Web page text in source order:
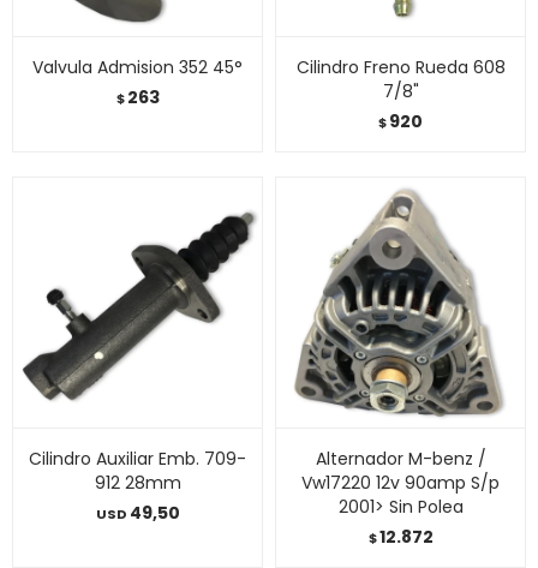
Valvula Admision 352 45°
$ 263
Cilindro Freno Rueda 608
7/8"
$920
Cilindro Auxiliar Emb. 709-
912 28mm
USD 49,50
Alternador M-benz /
Vw17220 12v 90amp S/p
2001> Sin Polea
$12.872